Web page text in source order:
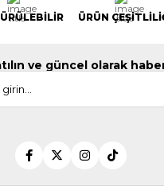
ÜRÜN
ve güncel olarak